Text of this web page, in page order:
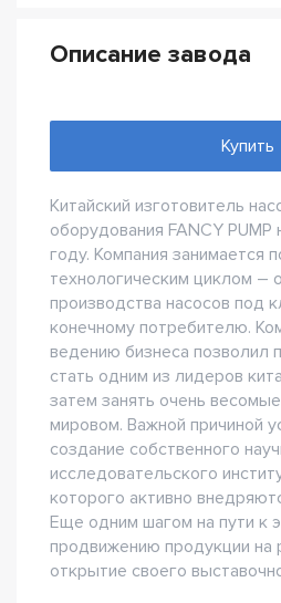
Описание завода
Купить
Китайский изготовитель
оборудования FANCY PUMP
году. Компания занимается
технологическим циклом –
производства насосов под
конечному потребителю.
ведению бизнеса позволил
стать одним из лидеров
затем занять очень
мировом. Важной причиной
создание собственного
исследовательского
которого активно
Еще одним шагом на пути к
продвижению продукции на
открытие своего